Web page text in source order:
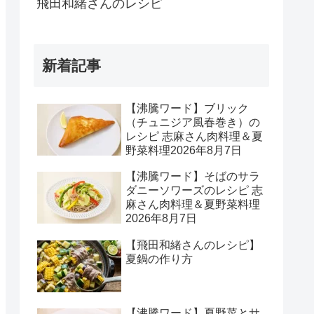
飛田和緒さんのレシピ
新着記事
【沸騰ワード】ブリック
（チュニジア風春巻き）の
レシピ 志麻さん肉料理＆夏
野菜料理2026年8月7日
【沸騰ワード】そばのサラ
ダニーソワーズのレシピ 志
麻さん肉料理＆夏野菜料理
2026年8月7日
【飛田和緒さんのレシピ】
夏鍋の作り方